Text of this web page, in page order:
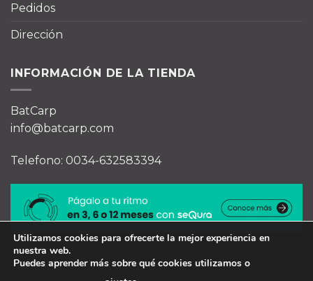
Pedidos
Dirección
INFORMACIÓN DE LA TIENDA
BatCarp
info@batcarp.com
Telefono: 0034-632583394
Utilizamos cookies para ofrecerte la mejor experiencia en
nuestra web.
Puedes aprender más sobre qué cookies utilizamos o